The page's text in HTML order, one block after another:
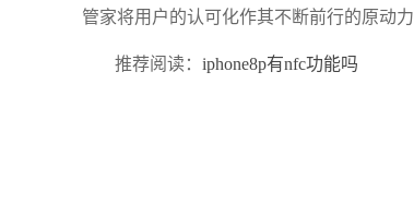
管家将用户的认可化作其不断前行的原动
推荐阅读： iphone8p有nfc功能吗